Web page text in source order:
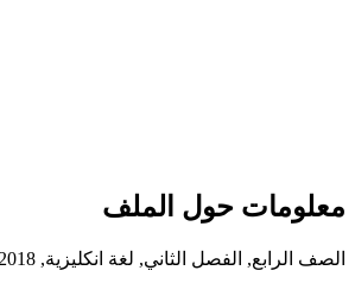
معلومات حول الملف
الصف الرابع, الفصل الثاني, لغة انكليزية, 2018-2019, كلمات الوحدة السابعة ملف 2